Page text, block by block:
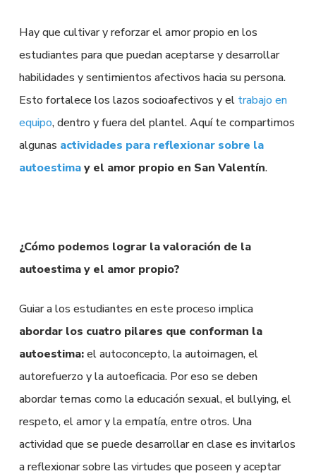
Hay que cultivar y reforzar el amor propio en los
estudiantes para que puedan aceptarse y desarrollar
habilidades y sentimientos afectivos hacia su persona.
Esto fortalece los lazos socioafectivos y el trabajo en
equipo, dentro y fuera del plantel. Aquí te compartimos
algunas actividades para reflexionar sobre la
autoestimay el amor propio en San Valentín.
¿Cómo podemos lograr la valoración de la
autoestima y el amor propio?
Guiar a los estudiantes en este proceso implica
abordar los cuatro pilares que conforman la
autoestima:el autoconcepto, la autoimagen, el
autorefuerzo y la autoeficacia. Por eso se deben
abordar temas como la educación sexual, el bullying, el
respeto, el amor y la empatía, entre otros. Una
actividad que se puede desarrollar en clase es invitarlos
a reflexionar sobre las virtudes que poseen y aceptar